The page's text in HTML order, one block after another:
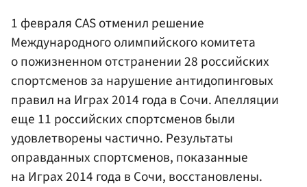
1 февраля CAS отменил решение
Международного олимпийского комитета
о пожизненном отстранении 28 российских
спортсменов за нарушение антидопинговых
правил на Играх 2014 года в Сочи. Апелляции
еще 11 российских спортсменов были
удовлетворены частично. Результаты
оправданных спортсменов, показанные
на Играх 2014 года в Сочи, восстановлены.